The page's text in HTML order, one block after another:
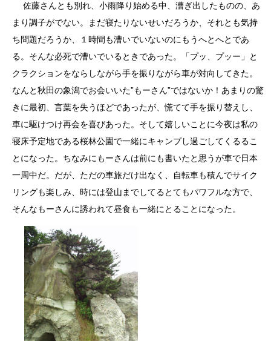
佐藤さんとも別れ、小雨降り始める中、漕ぎ出したものの、あ
まり調子がでない。まだ寝たりないせいだろうか、それとも気持
ち問題だろうか、１時間も漕いでいないのにもうへとへとであ
る。そんな必死で漕いでいるときであった。「プッ、プッー」と
クラクションをならしながら手を振りながら車が対向してきた。
なんと秋田の象潟でお会いいた”もーさん”ではないか！あまりの驚
きに最初、言葉を失うほどであったが、慌てて手を振り替えし、
車に駆けつけ再会を喜びあった。そして嬉しいことに今夜は私の
寝床予定地である桜林公園で一緒にキャンプし過ごしてくるるこ
とになった。ちなみにもーさんは前にも書いたと思うが車で日本
一周中だ。だが、ただの車旅だけ出なく、自転車も積んでサイク
リングも楽しみ、時には登山までしてるとてもパワフルな方で、
そんなもーさんに誘われて昼食も一緒にとることになった。